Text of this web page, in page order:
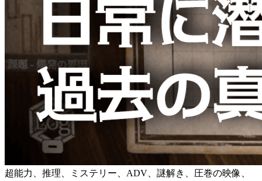
超能力、推理、ミステリー、ADV、謎解き、圧巻の映像、